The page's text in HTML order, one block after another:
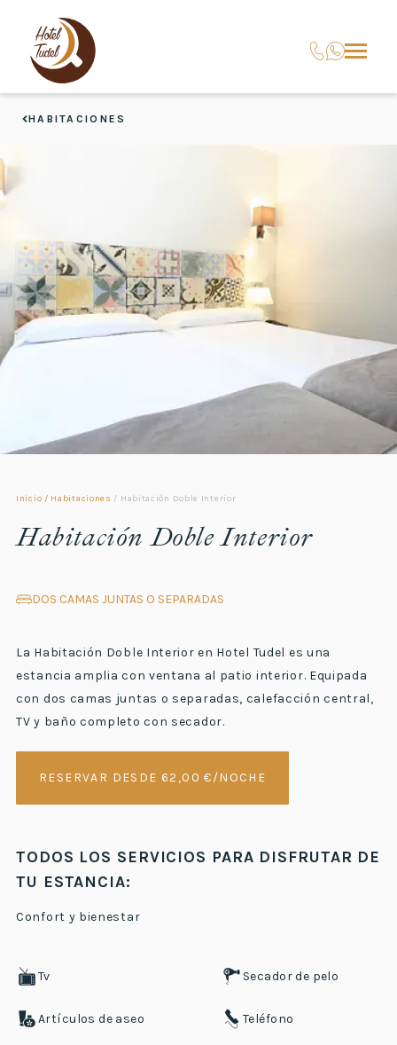
HABITACIONES
Inicio / Habitaciones / Habitación Doble Interior
Habitación Doble Interior
DOS CAMAS JUNTAS O SEPARADAS
La Habitación Doble Interior en Hotel Tudel es una
estancia amplia con ventana al patio interior. Equipada
con dos camas juntas o separadas, calefacción central,
TV y baño completo con secador.
RESERVAR DESDE 62,00 €/NOCHE
TODOS LOS SERVICIOS PARA DISFRUTAR DE
TU ESTANCIA:
Confort y bienestar
Tv Secador de pelo
Artículos de aseo Teléfono